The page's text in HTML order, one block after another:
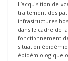
L’acquisition de
traitement des
infrastructures
dans le cadre de
fonctionnement
situation
épidémiologique